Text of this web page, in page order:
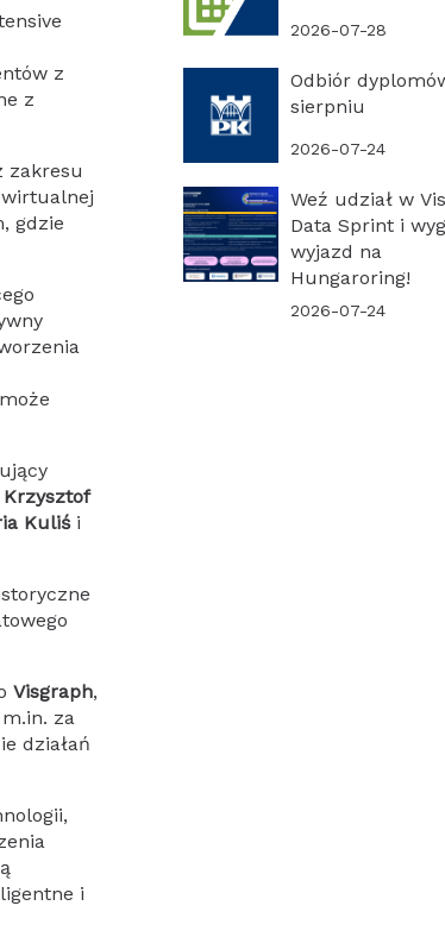
z
z
zakresu
gdzie
Krzysztof
Kuliśi
Visgraph,
m.in. za
działań
i
2026-07-28
Odbiór
sierpniu
2026-07-24
Weź udział w
Data Sprint i
wyjazd na
Hungaroring!
2026-07-24